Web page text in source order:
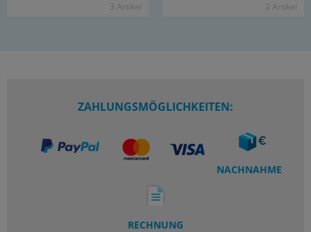
3 Ar­ti­kel 2 Ar­ti­kel
ZAHLUNGSMÖGLICHKEITEN:
NACHNAHME
RECHNUNG